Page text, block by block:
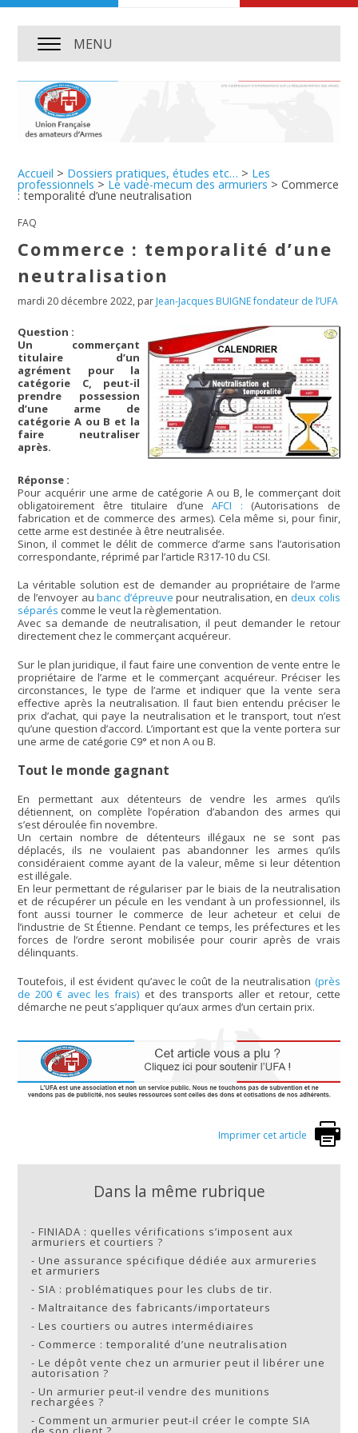
MENU
Accueil > Dossiers pratiques, études etc… > Les
professionnels > Le vade-mecum des armuriers >Commerce
: temporalité d’une neutralisation
FAQ
Commerce : temporalité d’une
neutralisation
mardi 20 décembre 2022, par Jean-Jacques BUIGNE fondateur de l’UFA
Question :
Un commerçant
titulaire d’un
agrément pour la
catégorie C, peut-il
prendre possession
d’une arme de
catégorie A ou B et la
faire neutraliser
après.
Réponse :
Pour acquérir une arme de catégorie A ou B, le commerçant doit
obligatoirement être titulaire d’uneAFCI : (Autorisations de
fabrication et de commerce des armes). Cela même si, pour finir,
cette arme est destinée à être neutralisée.
Sinon, il commet le délit de commerce d’arme sans l’autorisation
correspondante, réprimé par l’article R317-10 du CSI.
La véritable solution est de demander au propriétaire de l’arme
de l’envoyer aubanc d’épreuve pour neutralisation, endeux colis
séparés comme le veut la règlementation.
Avec sa demande de neutralisation, il peut demander le retour
directement chez le commerçant acquéreur.
Sur le plan juridique, il faut faire une convention de vente entre le
propriétaire de l’arme et le commerçant acquéreur. Préciser les
circonstances, le type de l’arme et indiquer que la vente sera
effective après la neutralisation. Il faut bien entendu préciser le
prix d’achat, qui paye la neutralisation et le transport, tout n’est
qu’une question d’accord. L’important est que la vente portera sur
une arme de catégorie C9° et non A ou B.
Tout le monde gagnant
En permettant aux détenteurs de vendre les armes qu’ils
détiennent, on complète l’opération d’abandon des armes qui
s’est déroulée fin novembre.
Un certain nombre de détenteurs illégaux ne se sont pas
déplacés, ils ne voulaient pas abandonner les armes qu’ils
considéraient comme ayant de la valeur, même si leur détention
est illégale.
En leur permettant de régulariser par le biais de la neutralisation
et de récupérer un pécule en les vendant à un professionnel, ils
font aussi tourner le commerce de leur acheteur et celui de
l’industrie de St Étienne. Pendant ce temps, les préfectures et les
forces de l’ordre seront mobilisée pour courir après de vrais
délinquants.
Toutefois, il est évident qu’avec le coût de la neutralisation (près
de 200 € avec les frais) et des transports aller et retour, cette
démarche ne peut s’appliquer qu’aux armes d’un certain prix.
Imprimer cet article
Dans la même rubrique
-FINIADA : quelles vérifications s’imposent aux
armuriers et courtiers ?
-Une assurance spécifique dédiée aux armureries
et armuriers
- SIA : problématiques pour les clubs de tir.
-Maltraitance des fabricants/importateurs
-Les courtiers ou autres intermédiaires
- Commerce : temporalité d’une neutralisation
-Le dépôt vente chez un armurier peut il libérer une
autorisation ?
-Un armurier peut-il vendre des munitions
rechargées ?
- Comment un armurier peut-il créer le compte SIA